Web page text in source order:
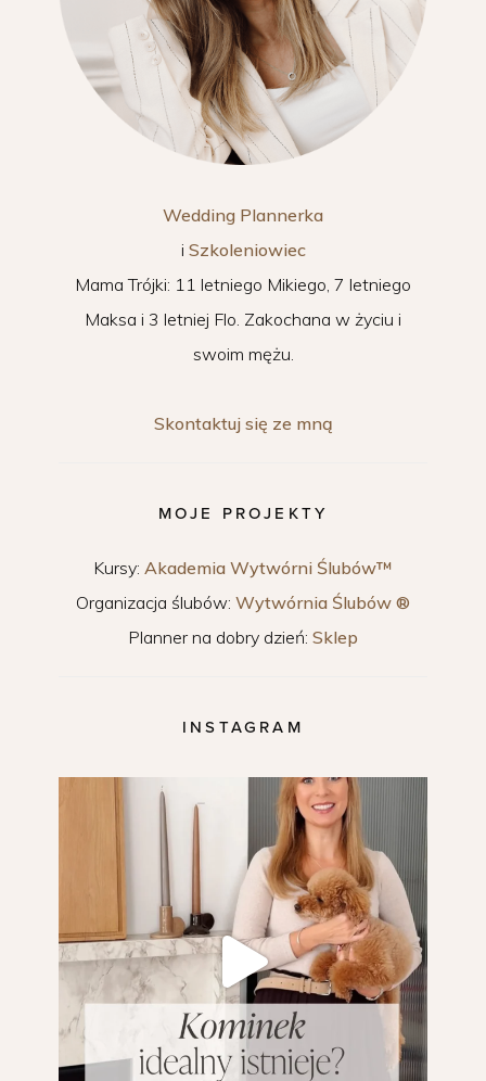
Wedding Plannerka
i Szkoleniowiec
Mama Trójki: 11 letniego Mikiego, 7 letniego
Maksa i 3 letniej Flo. Zakochana w życiu i
swoim mężu.
Skontaktuj się ze mną
MOJE PROJEKTY
Kursy: Akademia Wytwórni Ślubów™
Organizacja ślubów: Wytwórnia Ślubów ®
Planner na dobry dzień: Sklep
INSTAGRAM